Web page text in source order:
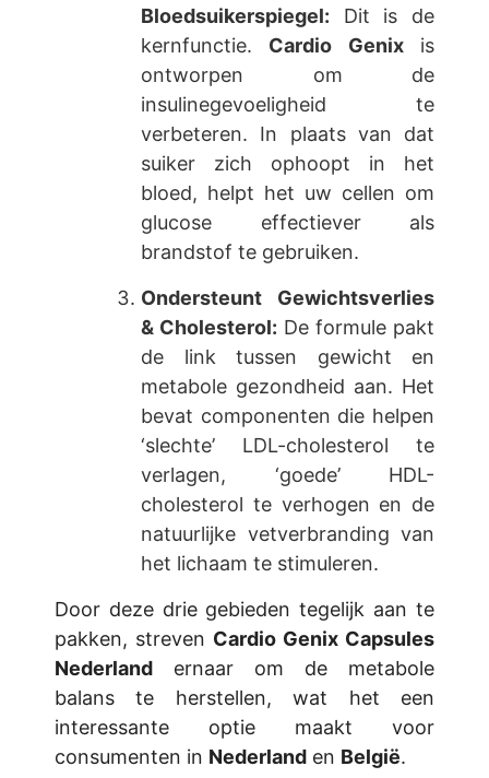
Bloedsuikerspiegel: Dit is de
kernfunctie. Cardio Genixis
ontworpen om de
insulinegevoeligheid te
verbeteren. In plaats van dat
suiker zich ophoopt in het
bloed, helpt het uw cellen om
glucose effectiever als
brandstof te gebruiken.
Ondersteunt Gewichtsverlies
& Cholesterol: De formule pakt
de link tussen gewicht en
metabole gezondheid aan. Het
bevat componenten die helpen
‘slechte’ LDL-cholesterol te
verlagen, ‘goede’ HDL-
cholesterol te verhogen en de
natuurlijke vetverbranding van
het lichaam te stimuleren.
Door deze drie gebieden tegelijk aan te
pakken, streven Cardio Genix Capsules
Nederland ernaar om de metabole
balans te herstellen, wat het een
interessante optie maakt voor
consumenten in Nederland en België.